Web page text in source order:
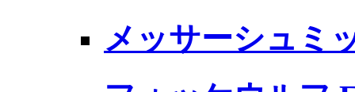
メッサーシュミ